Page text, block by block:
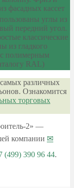
фасадных кассет
углы из
передний угол.
классические
из гладкого
с полимерным
RAL)
различных
Ознакомится
торговых
2» —
компании
(499) 390 96 44.